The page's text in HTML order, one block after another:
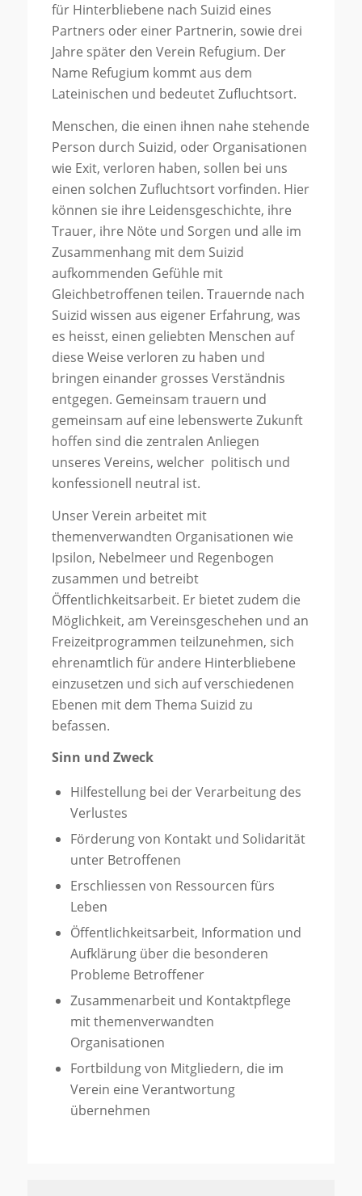
für Hinterbliebene nach Suizid eines
Partners oder einer Partnerin, sowie drei
Jahre später den Verein Refugium. Der
Name Refugium kommt aus dem
Lateinischen und bedeutet Zufluchtsort.
Menschen, die einen ihnen nahe stehende
Person durch Suizid, oder Organisationen
wie Exit, verloren haben, sollen bei uns
einen solchen Zufluchtsort vorfinden. Hier
können sie ihre Leidensgeschichte, ihre
Trauer, ihre Nöte und Sorgen und alle im
Zusammenhang mit dem Suizid
aufkommenden Gefühle mit
Gleichbetroffenen teilen. Trauernde nach
Suizid wissen aus eigener Erfahrung, was
es heisst, einen geliebten Menschen auf
diese Weise verloren zu haben und
bringen einander grosses Verständnis
entgegen. Gemeinsam trauern und
gemeinsam auf eine lebenswerte Zukunft
hoffen sind die zentralen Anliegen
unseres Vereins, welcher politisch und
konfessionell neutral ist.
Unser Verein arbeitet mit
themenverwandten Organisationen wie
Ipsilon, Nebelmeer und Regenbogen
zusammen und betreibt
Öffentlichkeitsarbeit. Er bietet zudem die
Möglichkeit, am Vereinsgeschehen und an
Freizeitprogrammen teilzunehmen, sich
ehrenamtlich für andere Hinterbliebene
einzusetzen und sich auf verschiedenen
Ebenen mit dem Thema Suizid zu
befassen.
Sinn und Zweck
Hilfestellung bei der Verarbeitung des
Verlustes
Förderung von Kontakt und Solidarität
unter Betroffenen
Erschliessen von Ressourcen fürs
Leben
Öffentlichkeitsarbeit, Information und
Aufklärung über die besonderen
Probleme Betroffener
Zusammenarbeit und Kontaktpflege
mit themenverwandten
Organisationen
Fortbildung von Mitgliedern, die im
Verein eine Verantwortung
übernehmen